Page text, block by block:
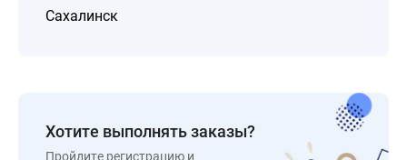
Сахалинск
Хотите выполнять заказы?
Пройдите регистрацию и